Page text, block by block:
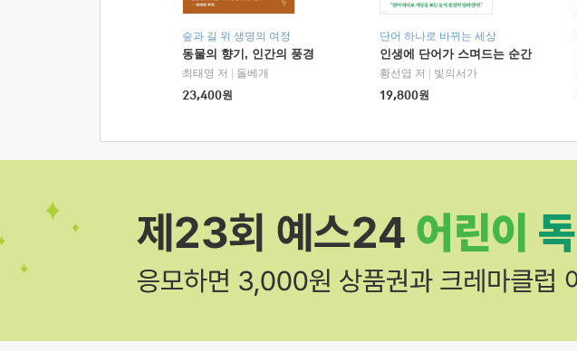
숲과 길 위 생명의 여정
동물의 향기, 인간의 풍경
최태영 저
돌베개
23,400원
단어 하나로 바뀌는 세상
인생에 단어가 스며드는 순간
황선엽 저
빛의서가
19,800원